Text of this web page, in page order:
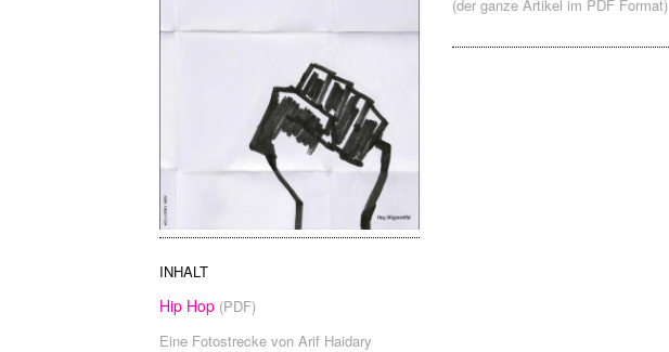
(der ganze Artikel im PDF Format)
INHALT
Hip Hop (PDF)
Eine Fotostrecke von Arif Haidary